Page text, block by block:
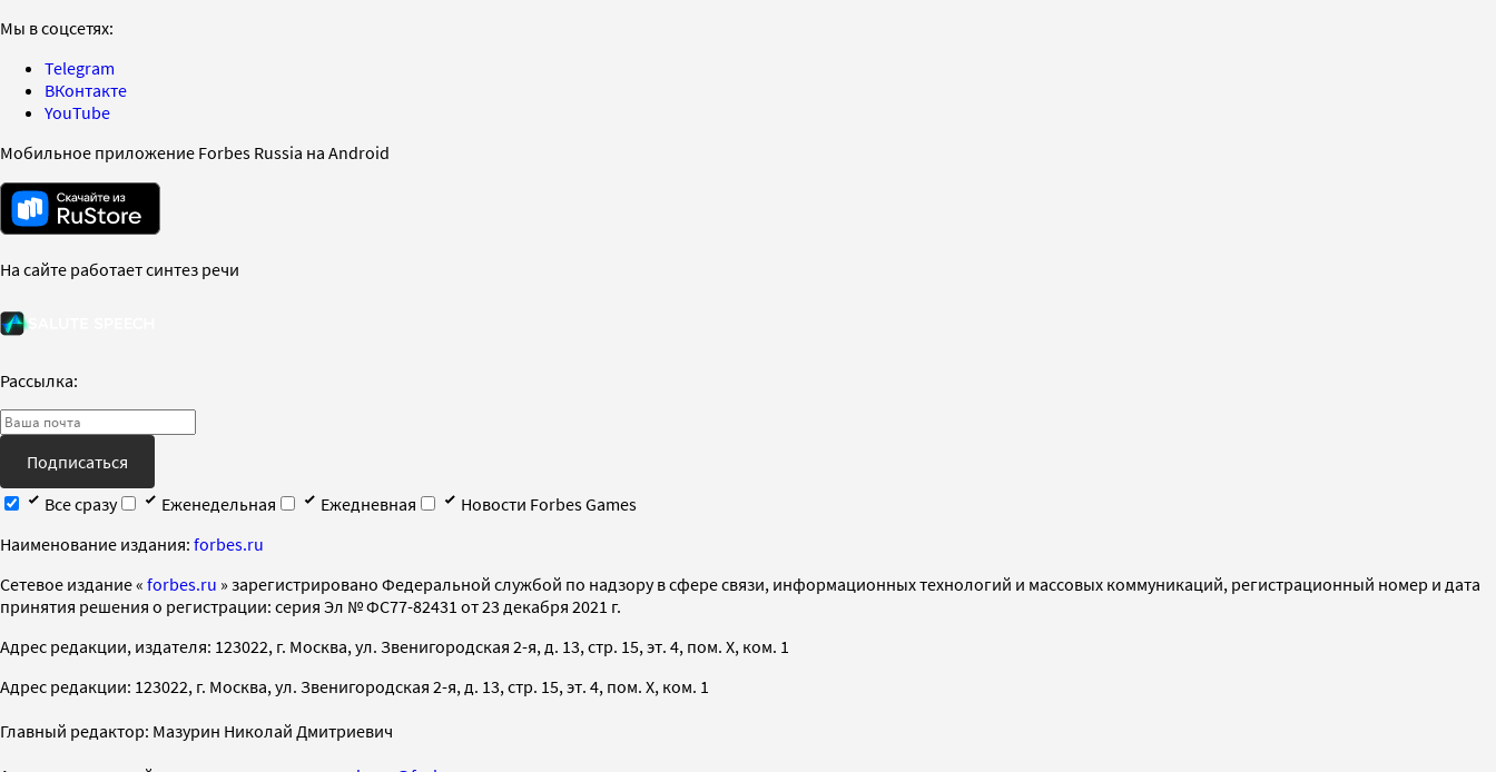
Мы в соцсетях:
Telegram
ВКонтакте
YouTube
Мобильное приложение Forbes Russia на Android
На сайте работает синтез речи
Рассылка:
Подписаться
Все сразу
Еженедельная Ежедневная
Новости Forbes Games
Наименование издания: forbes.ru
Cетевое издание « forbes.ru » зарегистрировано Федеральной службой по надзору в сфере связи, информационных технологий и массовых коммуникаций, регистрационный номер и дата
принятия решения о регистрации: серия Эл № ФС77-82431 от 23 декабря 2021 г.
Адрес редакции, издателя: 123022, г. Москва, ул. Звенигородская 2-я, д. 13, стр. 15, эт. 4, пом. X, ком. 1
Адрес редакции: 123022, г. Москва, ул. Звенигородская 2-я, д. 13, стр. 15, эт. 4, пом. X, ком. 1
Главный редактор: Мазурин Николай Дмитриевич